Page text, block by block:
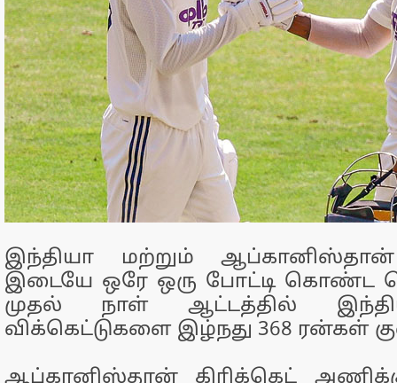
இந்தியா மற்றும்
இடையே ஒரே ஒரு போட்டி கொண்ட
முதல் நாள் ஆட்டத்தில்
விக்கெட்டுகளை இழ்நது 368 ரன்கள்
ஆப்கானிஸ்தான் கிரிக்கெட்